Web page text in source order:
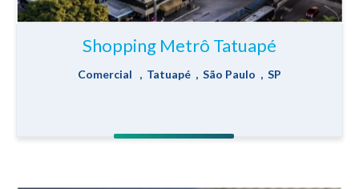
Shopping Metrô Tatuapé
Comercial , Tatuapé , São Paulo , SP